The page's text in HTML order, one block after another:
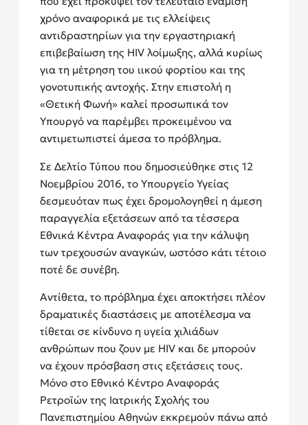
χρόνο αναφορικά με τις ελλείψεις
αντιδραστηρίων για την εργαστηριακή
επιβεβαίωση της HIV λοίμωξης, αλλά κυρίως
για τη μέτρηση του ιικού φορτίου και της
γονοτυπικής αντοχής. Στην επιστολή η
«Θετική Φωνή» καλεί προσωπικά τον
Υπουργό να παρέμβει προκειμένου να
αντιμετωπιστεί άμεσα το πρόβλημα.
Σε Δελτίο Τύπου που δημοσιεύθηκε στις 12
Νοεμβρίου 2016, το Υπουργείο Υγείας
δεσμευόταν πως έχει δρομολογηθεί η άμεση
παραγγελία εξετάσεων από τα τέσσερα
Εθνικά Κέντρα Αναφοράς για την κάλυψη
των τρεχουσών αναγκών, ωστόσο κάτι τέτοιο
ποτέ δε συνέβη.
Αντίθετα, το πρόβλημα έχει αποκτήσει πλέον
δραματικές διαστάσεις με αποτέλεσμα να
τίθεται σε κίνδυνο η υγεία χιλιάδων
ανθρώπων που ζουν με HIV και δε μπορούν
να έχουν πρόσβαση στις εξετάσεις τους.
Μόνο στο Εθνικό Κέντρο Αναφοράς
Ρετροϊών της Ιατρικής Σχολής του
Πανεπιστημίου Αθηνών εκκρεμούν πάνω από